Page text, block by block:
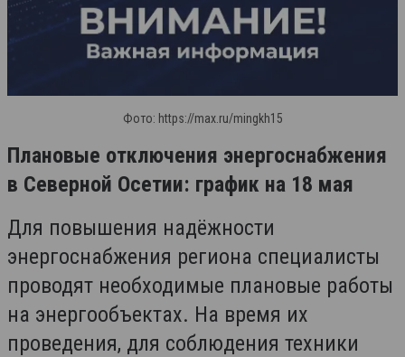
Фото: https://max.ru/mingkh15
Плановые отключения энергоснабжения
в Северной Осетии: график на 18 мая
Для повышения надёжности
энергоснабжения региона специалисты
проводят необходимые плановые работы
на энергообъектах. На время их
проведения, для соблюдения техники